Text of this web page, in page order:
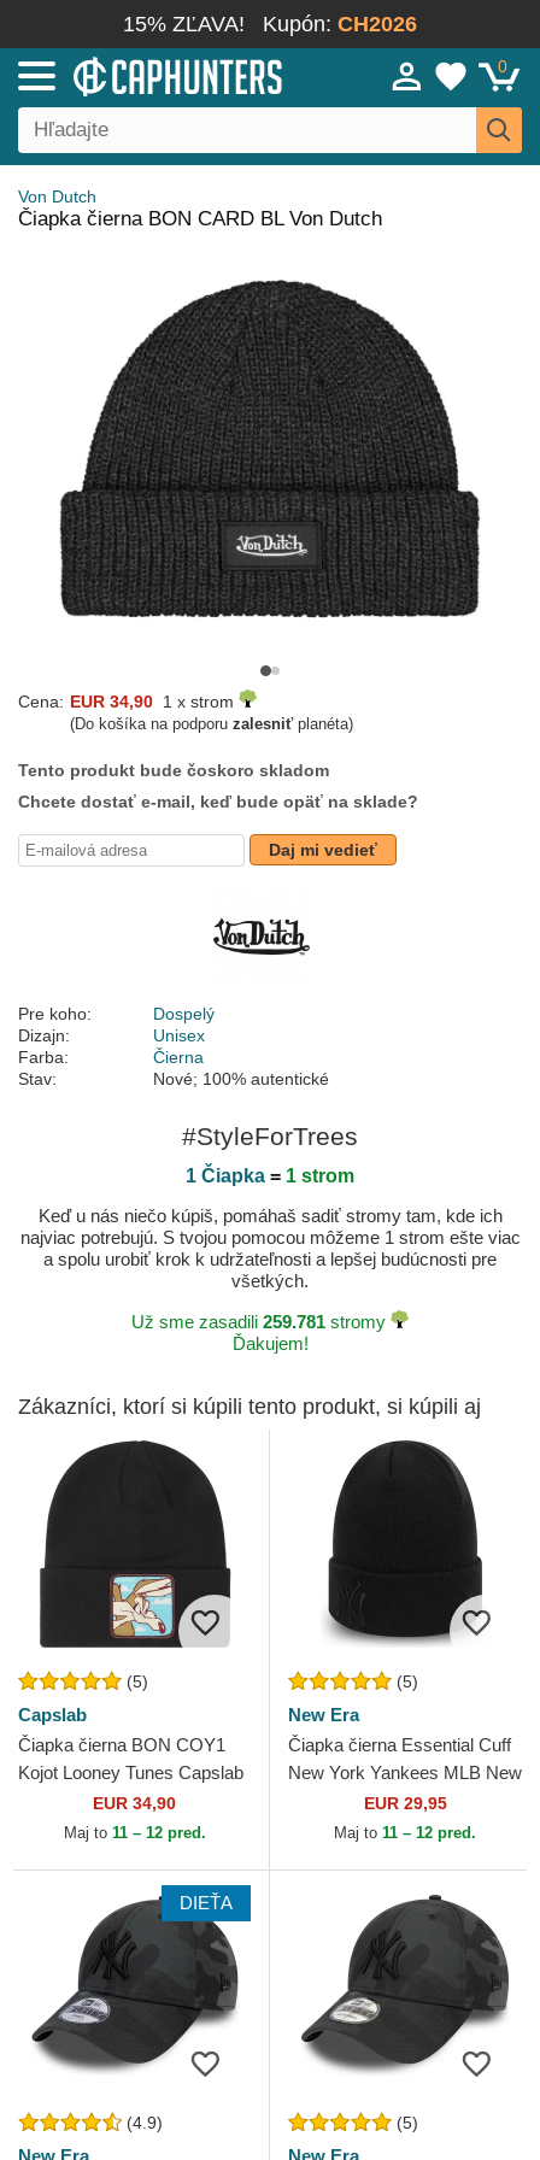
15% ZĽAVA! Kupón: CH2026
0
Von Dutch
Čiapka čierna BON CARD BL Von Dutch
Cena: EUR 34,90 1 x strom
(Do košíka na podporu zalesniťplanéta)
Tento produkt bude čoskoro skladom
Chcete dostať e-mail, keď bude opäť na sklade?
Daj mi vedieť
Pre koho:
Dospelý
Dizajn:
Unisex
Farba:
Čierna
Stav:
Nové; 100% autentické
#StyleForTrees
1 Čiapka = 1 strom
Keď u nás niečo kúpiš, pomáhaš sadiť stromy tam, kde ich
najviac potrebujú. S tvojou pomocou môžeme 1 strom ešte viac
a spolu urobiť krok k udržateľnosti a lepšej budúcnosti pre
všetkých.
Už sme zasadili 259.781 stromy
Ďakujem!
Zákazníci, ktorí si kúpili tento produkt, si kúpili aj
(5)
Capslab
Čiapka čierna BON COY1
Kojot Looney Tunes Capslab
EUR 34,90
Maj to 11 – 12 pred.
(5)
New Era
Čiapka čierna Essential Cuff
New York Yankees MLB New
EUR 29,95
Maj to 11 – 12 pred.
DIEŤA
(4.9) (5)